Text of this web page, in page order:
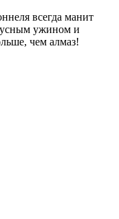
всегда манит
ужином и
чем алмаз!